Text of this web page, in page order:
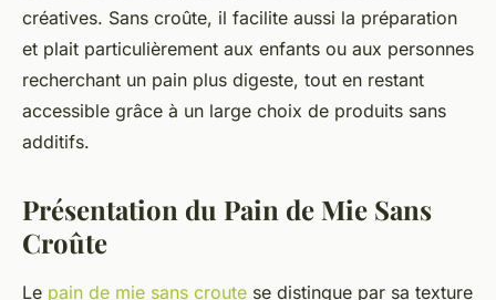
créatives. Sans croûte, il facilite aussi la préparation
et plait particulièrement aux enfants ou aux personnes
recherchant un pain plus digeste, tout en restant
accessible grâce à un large choix de produits sans
additifs.
Présentation du Pain de Mie Sans
Croûte
Le pain de mie sans croute se distingue par sa texture